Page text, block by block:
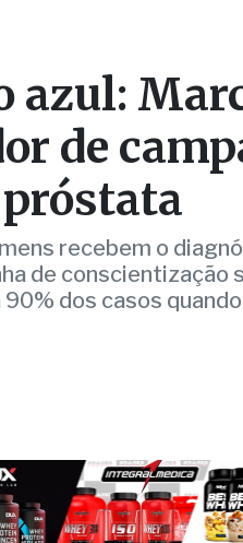
recebem o
de conscientização
90% dos casos